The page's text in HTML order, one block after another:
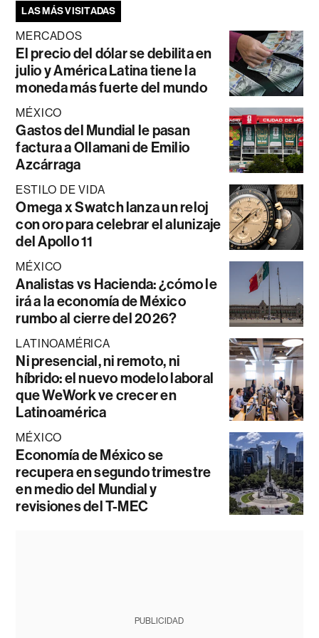
LAS MÁS VISITADAS
MERCADOS
El precio del dólar se debilita en
julio y América Latina tiene la
moneda más fuerte del mundo
MÉXICO
Gastos del Mundial le pasan
factura a Ollamani de Emilio
Azcárraga
ESTILO DE VIDA
Omega x Swatch lanza un reloj
con oro para celebrar el alunizaje
del Apollo 11
MÉXICO
Analistas vs Hacienda: ¿cómo le
irá a la economía de México
rumbo al cierre del 2026?
LATINOAMÉRICA
Ni presencial, ni remoto, ni
híbrido: el nuevo modelo laboral
que WeWork ve crecer en
Latinoamérica
MÉXICO
Economía de México se
recupera en segundo trimestre
en medio del Mundial y
revisiones del T-MEC
PUBLICIDAD